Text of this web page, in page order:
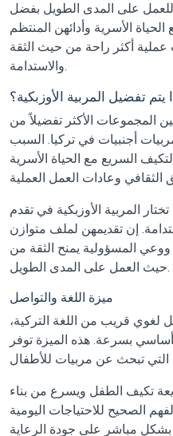
للعمل على المدى الطويل بفضل
الأسرية وأدائهن المنتظم
عملية أكثر راحة من حيث الثقة
والاستدامة.
يتم تفضيل المربية الأوزبكية؟
المجموعات الأكثر تفضيلاً من
أجنبيات في تركيا. السبب
السريع مع الحياة الأسرية
المربية الأوزبكية في تقدم
إن تقديمهن لملف متوازن
المسؤولية يمنح الثقة من
حيث العمل على المدى الطويل.
ميزة اللغة والتواصل
لغوي قريب من اللغة التركية،
بسرعة. هذه الميزة توفر
تكيف الطفل ويسرع من بناء
الصحيح للاحتياجات اليومية